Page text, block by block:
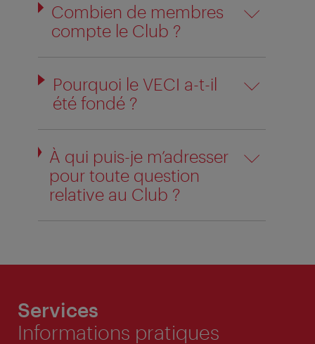
Combien de membres
compte le Club ?
Pourquoi le VECI a-t-il
été fondé ?
À qui puis-je m’adresser
pour toute question
relative au Club ?
Services
Informations pratiques